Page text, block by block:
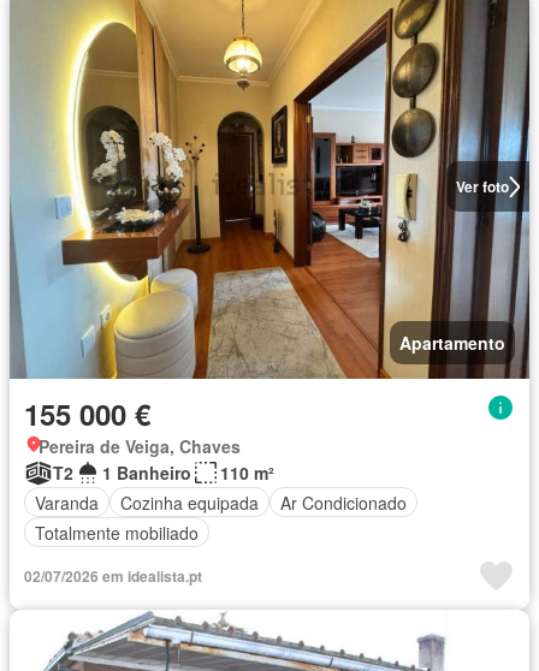
Ver foto
Apartamento
155 000 €
Pereira de Veiga, Chaves
T2
1 Banheiro
110 m²
Varanda
Cozinha equipada
Ar Condicionado
Totalmente mobiliado
02/07/2026 em idealista.pt